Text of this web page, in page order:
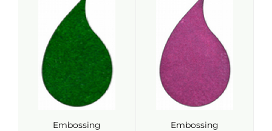
Embossing
Embossing